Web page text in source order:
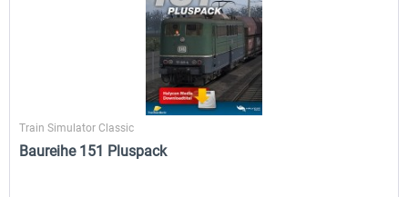
Halycon
Train Simulator Classic
Baureihe 151 Pluspack